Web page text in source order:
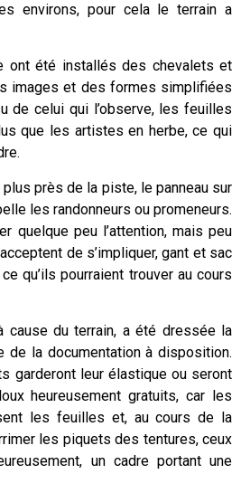
environs, pour cela le terrain a
ont été installés des chevalets et
images et des formes simplifiées
de celui qui l’observe, les feuilles
que les artistes en herbe, ce qui
près de la piste, le panneau sur
les randonneurs ou promeneurs.
quelque peu l’attention, mais peu
de s’impliquer, gant et sac
qu’ils pourraient trouver au cours
cause du terrain, a été dressée la
de la documentation à disposition.
garderont leur élastique ou seront
heureusement gratuits, car les
les feuilles et, au cours de la
les piquets des tentures, ceux
un cadre portant une